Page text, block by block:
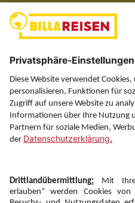
Über uns
Service
Information
Folgen Sie uns
Newsletter: